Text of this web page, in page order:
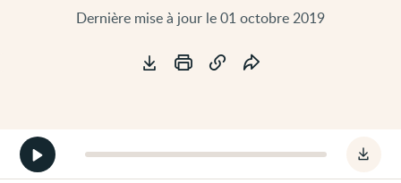
Dernière mise à jour le 01 octobre 2019
le
Démarrer
la
version